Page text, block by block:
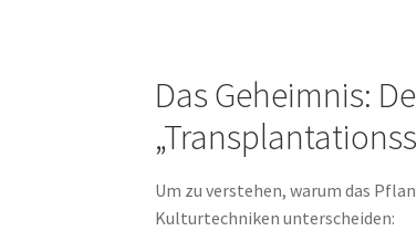
Das Geheimnis:
Um zu verstehen, warum das
Kulturtechniken unterscheiden: